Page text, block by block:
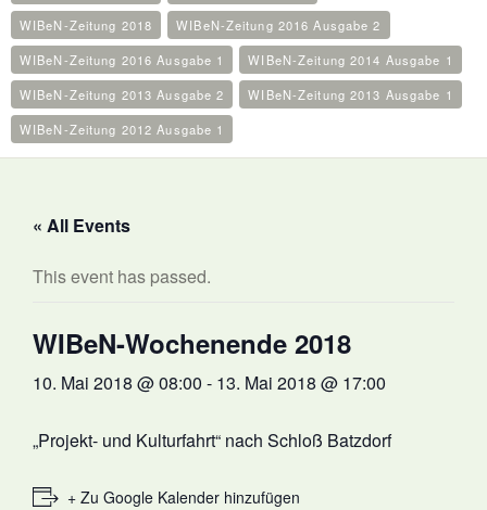
WIBeN-Zeitung 2018
WIBeN-Zeitung 2016 Ausgabe 2
WIBeN-Zeitung 2016 Ausgabe 1
WIBeN-Zeitung 2014 Ausgabe 1
WIBeN-Zeitung 2013 Ausgabe 2
WIBeN-Zeitung 2013 Ausgabe 1
WIBeN-Zeitung 2012 Ausgabe 1
« All Events
This event has passed.
WIBeN-Wochenende 2018
10. Mai 2018 @ 08:00 - 13. Mai 2018 @ 17:00
„Projekt- und Kulturfahrt“ nach Schloß Batzdorf
+ Zu Google Kalender hinzufügen